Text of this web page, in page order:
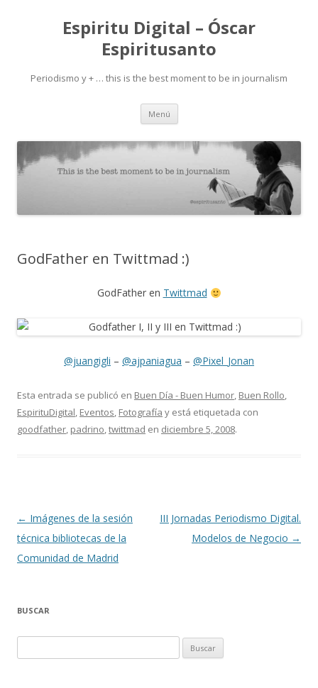
Espiritu Digital – Óscar
Espiritusanto
Periodismo y + … this is the best moment to be in journalism
Menú Ir
contenido
GodFather en Twittmad :)
GodFather en Twittmad
@juangigli – @ajpaniagua – @Pixel_Jonan
Esta entrada se publicó en Buen Día - Buen Humor, Buen Rollo,
EspirituDigital, Eventos, Fotografía y está etiquetada con
goodfather, padrino,twittmad en diciembre 5, 2008.
Navegación
de
entradas
← Imágenes de la sesión
técnica bibliotecas de la
Comunidad de Madrid
III Jornadas Periodismo Digital.
Modelos de Negocio →
BUSCAR